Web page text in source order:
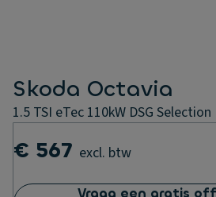
Skoda Octavia
1.5 TSI eTec 110kW DSG Selection
€ 567 excl. btw